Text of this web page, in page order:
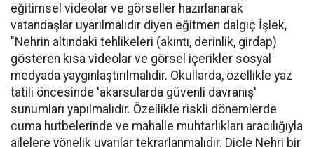
eğitimsel videolar ve görseller hazırlanarak
vatandaşlar uyarılmalıdır diyen eğitmen dalgıç İşlek,
"Nehrin altındaki tehlikeleri (akıntı, derinlik, girdap)
gösteren kısa videolar ve görsel içerikler sosyal
medyada yaygınlaştırılmalıdır. Okullarda, özellikle yaz
tatili öncesinde 'akarsularda güvenli davranış'
sunumları yapılmalıdır. Özellikle riskli dönemlerde
cuma hutbelerinde ve mahalle muhtarlıkları aracılığıyla
ailelere yönelik uyarılar tekrarlanmalıdır. Dicle Nehri bir